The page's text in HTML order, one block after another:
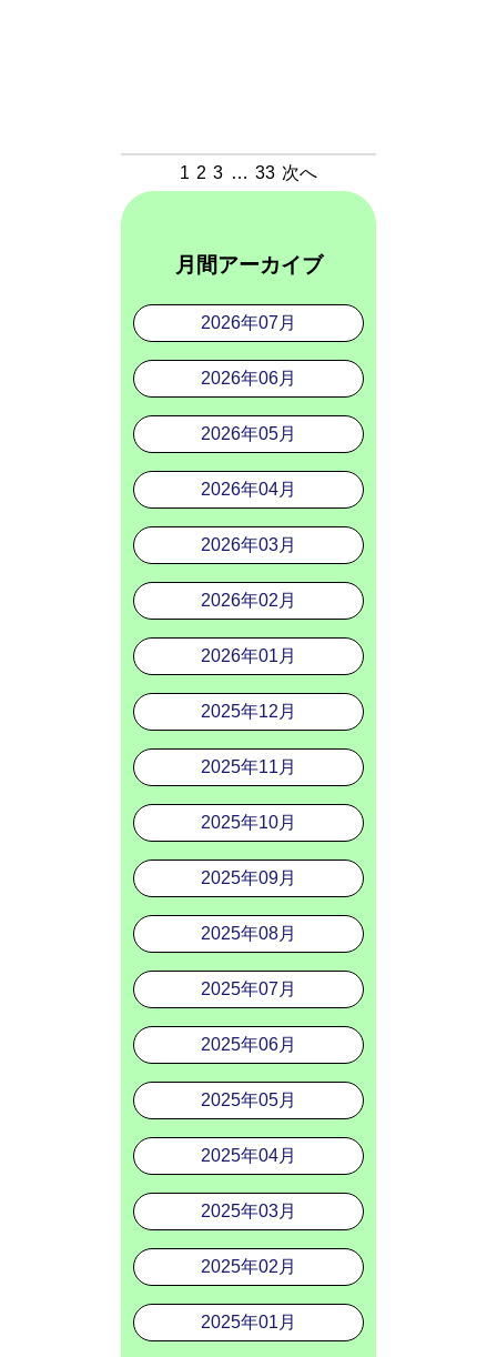
月間アーカイブ
2026年07月
2026年06月
2026年05月
2026年04月
2026年03月
2026年02月
2026年01月
2025年12月
2025年11月
2025年10月
2025年09月
2025年08月
2025年07月
2025年06月
2025年05月
2025年04月
2025年03月
2025年02月
2025年01月
1 2 3 … 33 次へ